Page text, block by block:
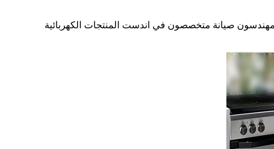
مهندسون صيانة متخصصون في اندست المنتجات الكهربائية